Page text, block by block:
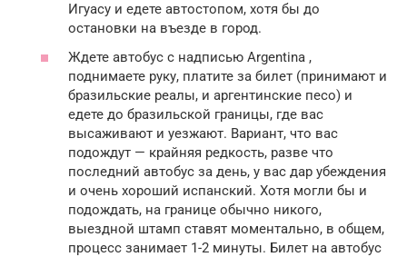
Игуасу и едете автостопом, хотя бы до
остановки на въезде в город.
Ждете автобус с надписью Argentina ,
поднимаете руку, платите за билет (принимают и
бразильские реалы, и аргентинские песо) и
едете до бразильской границы, где вас
высаживают и уезжают. Вариант, что вас
подождут — крайняя редкость, разве что
последний автобус за день, у вас дар убеждения
и очень хороший испанский. Хотя могли бы и
подождать, на границе обычно никого,
выездной штамп ставят моментально, в общем,
процесс занимает 1-2 минуты. Билет на автобус